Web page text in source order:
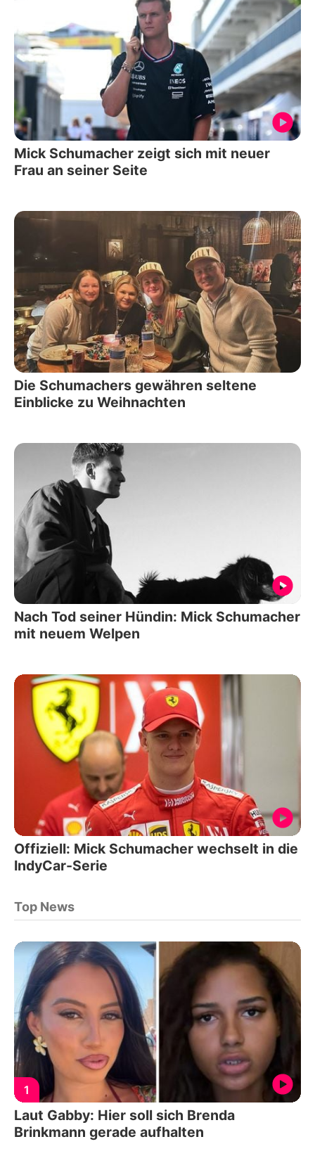
Mick Schumacher zeigt sich mit neuer
Frau an seiner Seite
Die Schumachers gewähren seltene
Einblicke zu Weihnachten
Nach Tod seiner Hündin: Mick Schumacher
mit neuem Welpen
Offiziell: Mick Schumacher wechselt in die
IndyCar-Serie
Top News
1
Laut Gabby: Hier soll sich Brenda
Brinkmann gerade aufhalten